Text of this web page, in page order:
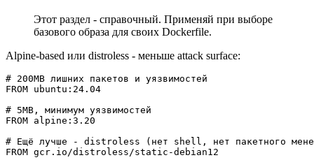
Этот раздел - справочный. Применяй при выборе
базового образа для своих Dockerfile.
Alpine-based или distroless - меньше attack surface:
# 200MB лишних пакетов и уязвимостей
FROM ubuntu:24.04
# 5MB, минимум уязвимостей
FROM alpine:3.20
# Ещё лучше - distroless (нет shell, нет пакетного
FROM gcr.io/distroless/static-debian12